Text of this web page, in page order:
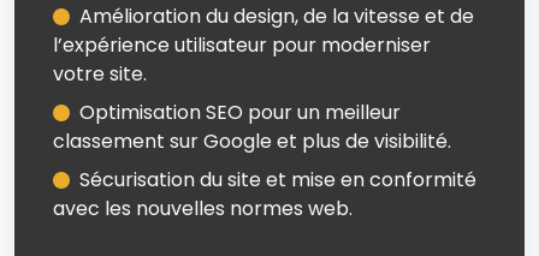
Amélioration du design, de la vitesse et de
l’expérience utilisateur pour moderniser
votre site.
Optimisation SEO pour un meilleur
classement sur Google et plus de visibilité.
Sécurisation du site et mise en conformité
avec les nouvelles normes web.